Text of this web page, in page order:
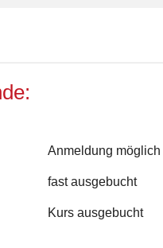
Anmeldung möglich
fast ausgebucht
Kurs ausgebucht